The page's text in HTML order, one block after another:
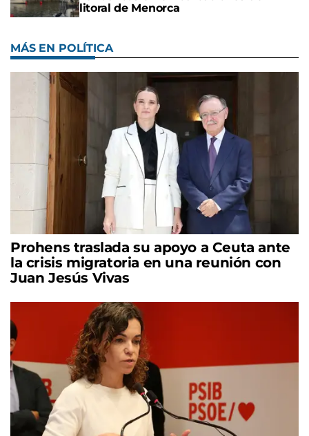
litoral de Menorca
MÁS EN POLÍTICA
Prohens traslada su apoyo a Ceuta ante
la crisis migratoria en una reunión con
Juan Jesús Vivas